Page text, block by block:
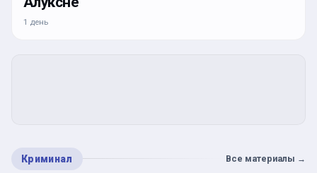
1 день
Криминал Все материалы →